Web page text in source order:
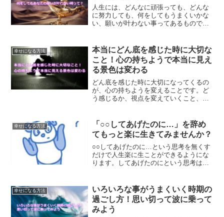
人生には、どんなに頑張っても、どんな
に努力しても、何をしてもうまくいかな
い、願いが叶わない事ってあるもので
幸せになる方法
本当にどん底を感じた時に大切な
こと！心の持ちようで本当に見え
る景色は変わる
どん底を感じた時に大切になってくるの
が、心の持ちようを変えることです。ど
う感じるか、視点を変えていくこと、そ
す。あなたの見ている世界も変えてみま
せんか？
幸せになる方法
「○○してあげたのに…」を辞め
てもっと楽に生きてみませんか？
○○してあげたのに…という思考を無くす
だけで人生楽に生ことができるようにな
ります。してあげたのにという思考は、
生きられるようになります。
幸せになる方法
いろいろな事がうまくいく時期の
過ごし方！思い切って波に乗って
みよう